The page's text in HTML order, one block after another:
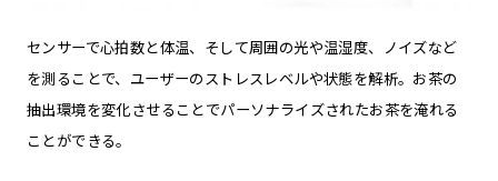
センサーで心拍数と体温、そして周囲の光や温湿度、ノイズなど
を測ることで、ユーザーのストレスレベルや状態を解析。お茶の
抽出環境を変化させることでパーソナライズされたお茶を淹れる
ことができる。